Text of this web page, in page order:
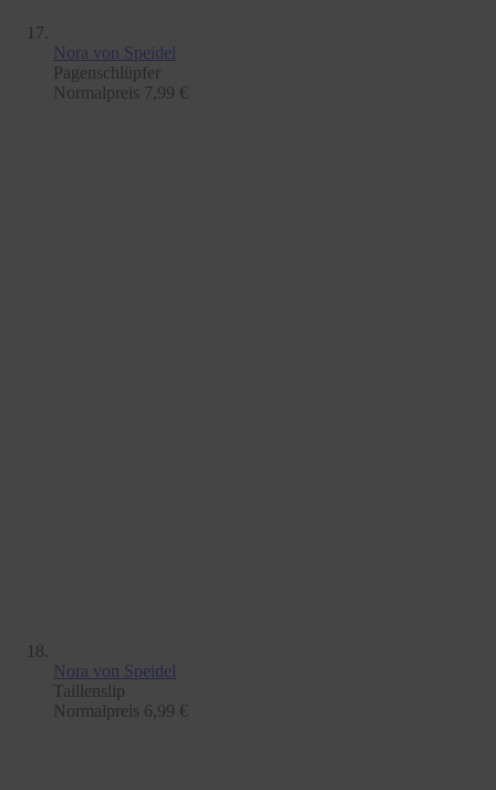
Nora von Speidel
Pagenschlüpfer
Normalpreis 7,99 €
Nora von Speidel
Taillenslip
Normalpreis 6,99 €